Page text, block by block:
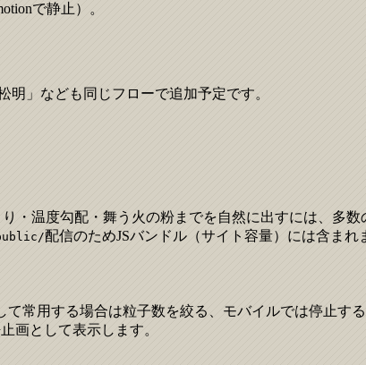
で静止）。
」なども同じフローで追加予定です。
・温度勾配・舞う火の粉までを自然に出すには、多
配信のためJSバンドル（サイト容量）には含まれ
常用する場合は粒子数を絞る、モバイルでは停止す
画として表示します。